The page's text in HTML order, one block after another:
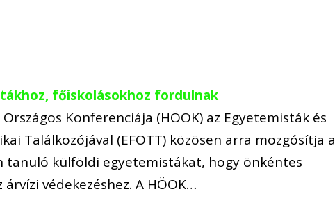
főiskolásokhoz fordulnak
Konferenciája (HÖOK) az Egyetemisták és
Találkozójával (EFOTT) közösen arra mozgósítja a
tanuló külföldi egyetemistákat, hogy önkéntes
védekezéshez. A HÖOK…